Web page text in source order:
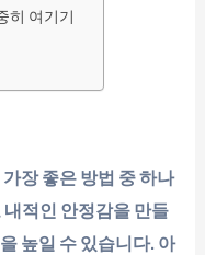
히 여기기
장 좋은 방법 중 하나
적인 안정감을 만들
높일 수 있습니다. 아